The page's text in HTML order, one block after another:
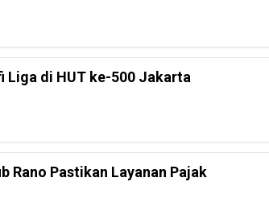
Liga di HUT ke-500 Jakarta
Rano Pastikan Layanan Pajak